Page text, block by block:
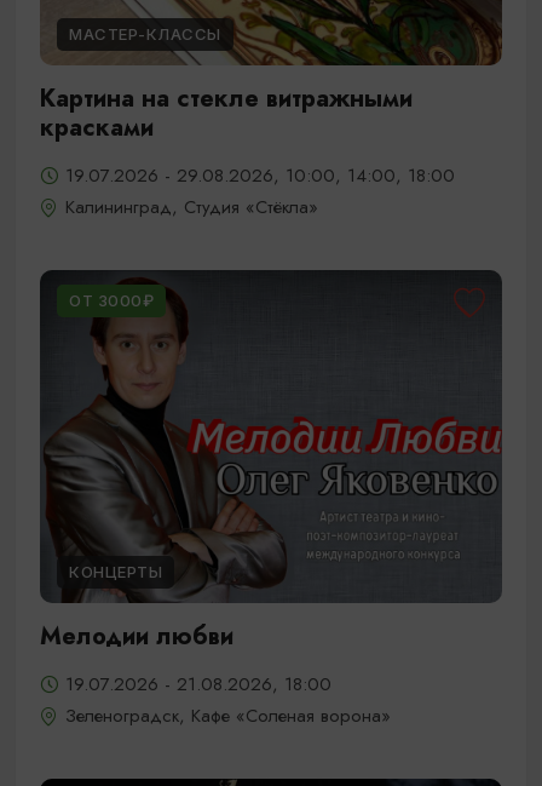
МАСТЕР-КЛАССЫ
Картина на стекле витражными
красками
19.07.2026 - 29.08.2026, 10:00, 14:00, 18:00
Калининград, Студия «Стёкла»
ОТ 3000₽
КОНЦЕРТЫ
Мелодии любви
19.07.2026 - 21.08.2026, 18:00
Зеленоградск, Кафе «Соленая ворона»